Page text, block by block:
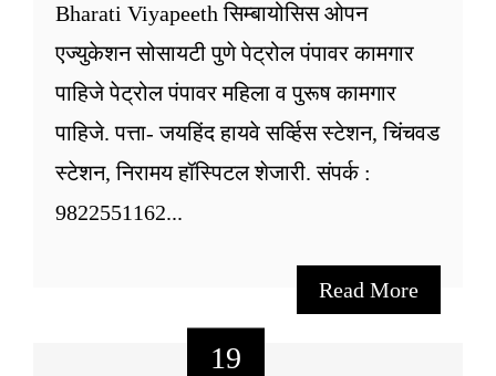
Bharati Viyapeeth सिम्बायोसिस ओपन
एज्युकेशन सोसायटी पुणे पेट्रोल पंपावर कामगार
पाहिजे पेट्रोल पंपावर महिला व पुरूष कामगार
पाहिजे. पत्ता- जयहिंद हायवे सर्व्हिस स्टेशन, चिंचवड
स्टेशन, निरामय हॉस्पिटल शेजारी. संपर्क :
9822551162...
Read More
19